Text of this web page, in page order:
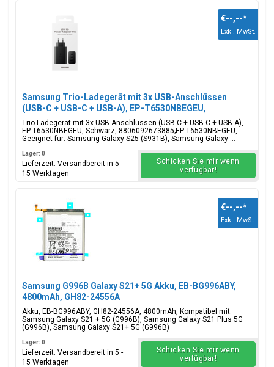
Samsung Trio-Ladegerät mit 3x USB-Anschlüssen
(USB-C + USB-C + USB-A), EP-T6530NBEGEU,
65W/25W/15W, Schwarz, Blisterverpackung,
8806092673885;EP-T6530NBEGEU
Trio-Ladegerät mit 3x USB-Anschlüssen (USB-C + USB-C + USB-A),
EP-T6530NBEGEU, Schwarz, 8806092673885;EP-T6530NBEGEU,
Geeignet für: Samsung Galaxy S25 (S931B), Samsung Galaxy ...
€--,--*
Exkl. MwSt.
Lager: 0
Lieferzeit: Versandbereit in 5 -
15 Werktagen
Schicken Sie mir wenn
verfügbar!
Samsung G996B Galaxy S21+ 5G Akku, EB-BG996ABY,
4800mAh, GH82-24556A
Akku, EB-BG996ABY, GH82-24556A, 4800mAh, Kompatibel mit:
Samsung Galaxy S21 + 5G (G996B), Samsung Galaxy S21 Plus 5G
(G996B), Samsung Galaxy S21+ 5G (G996B)
€--,--*
Exkl. MwSt.
Lager: 0
Lieferzeit: Versandbereit in 5 -
15 Werktagen
Schicken Sie mir wenn
verfügbar!